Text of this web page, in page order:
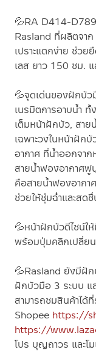
💦RA D414-
Rasland ที่ผลิตจา
เปราะแตกง่าย ช่ว
เลส ยาว 150 ซม.
💦จุดเด่นของฝักบัว
เนรมิตการอาบน้ำ
เต็มหน้าฝักบัว, สาย
เฉพาะวงในหน้าฝัก
อากาศ ที่น้ำออกจาก
สายน้ำฟองอากาศ
คือสายน้ำฟองอากา
ช่วยให้ชุ่มฉ่ำและสด
💦หน้าฝักบัวดีไซน์ใ
พร้อมปุ่มคลิกเปลี่ยน
💦Rasland ยังมีฝั
ฝักบัวมือ 3 ระบบ แ
สามารถชมสินค้าไ
Shopee https://
https://
โปร บุญถาวร และโ